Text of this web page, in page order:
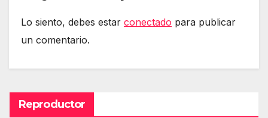
Lo siento, debes estar conectado para publicar
un comentario.
Reproductor